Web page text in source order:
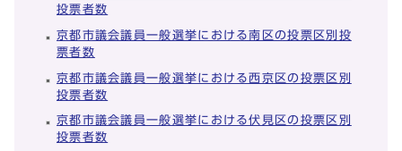
投票者数
京都市議会議員一般選挙における南区の投票区別投
票者数
京都市議会議員一般選挙における西京区の投票区別
投票者数
京都市議会議員一般選挙における伏見区の投票区別
投票者数